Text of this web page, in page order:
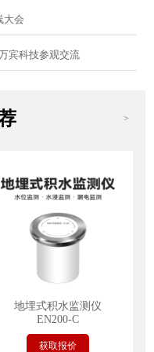
大会
宾科技参观交流
>
地埋式积水监测仪
EN200-C
获取报价